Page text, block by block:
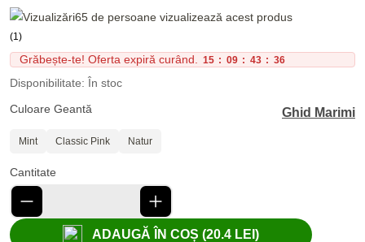
65 de persoane vizualizează acest produs
(1)
Grăbește-te! Oferta expiră curând. 15 : 09 : 43 : 36
Disponibilitate: În stoc
Culoare Geantă
Ghid Marimi
Mint Classic Pink Natur
Cantitate
ADAUGĂ ÎN COȘ (20.4 LEI)